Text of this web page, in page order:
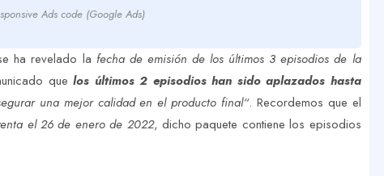
Ads code (Google Ads)
ha revelado la fecha de emisión de los últimos 3 episodios de la
que los últimos 2 episodios han sido aplazados hasta
una mejor calidad en el producto final“. Recordemos que el
el 26 de enero de 2022, dicho paquete contiene los episodios